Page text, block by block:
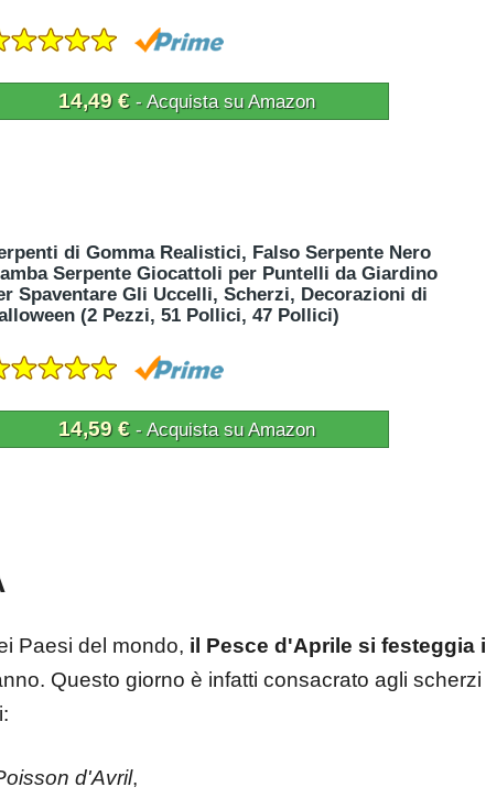
14,49 € - Acquista su Amazon
di Gomma Realistici, Falso Serpente Nero
Serpente Giocattoli per Puntelli da Giardino
Spaventare Gli Uccelli, Scherzi, Decorazioni di
(2 Pezzi, 51 Pollici, 47 Pollici)
14,59 € - Acquista su Amazon
Paesi del mondo, il Pesce d'Aprile si festeggia il
Questo giorno è infatti consacrato agli scherzi
d'Avril,